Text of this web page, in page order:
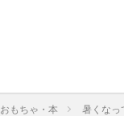
おもちゃ・本 暑くなっ